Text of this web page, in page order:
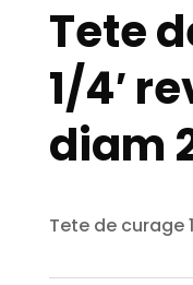
Tete
1/4′
diam
Tete de curage